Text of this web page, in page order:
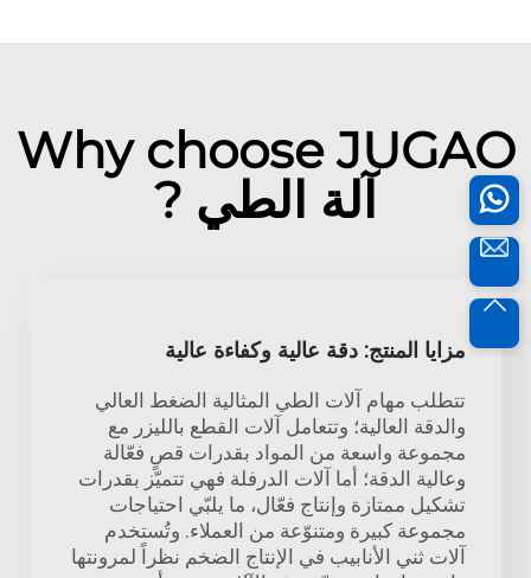
Why choose JUGAO
آلة الطي ?
مزايا المنتج: دقة عالية وكفاءة عالية
تتطلب مهام آلات الطي المثالية الضغط العالي
والدقة العالية؛ وتتعامل آلات القطع بالليزر مع
مجموعة واسعة من المواد بقدرات قصٍ فعّالة
وعالية الدقة؛ أما آلات الدرفلة فهي تتميّز بقدرات
تشكيل ممتازة وإنتاج فعّال، ما يلبّي احتياجات
مجموعة كبيرة ومتنوّعة من العملاء. وتُستخدم
آلات ثني الأنابيب في الإنتاج الضخم نظراً لمرونتها